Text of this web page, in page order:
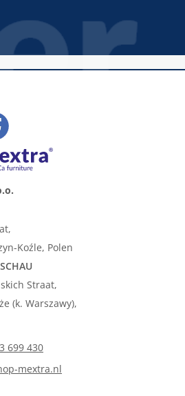
Koźle, Polen
Straat,
(k. Warszawy),
699 430
mextra.nl